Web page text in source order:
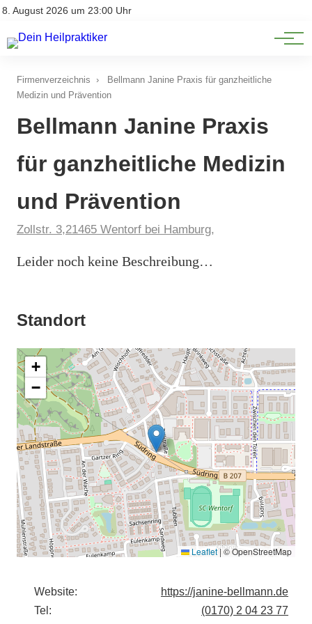
8. August 2026 um 23:00 Uhr
Impressum
Natürliche Medizin
Heilpflanzen & Kräuterkunde
Firmenverzeichnis ›
Bellmann Janine Praxis für ganzheitliche
Medizin und Prävention
Bellmann Janine Praxis
für ganzheitliche Medizin
und Prävention
Zollstr. 3,21465 Wentorf bei Hamburg,
Leider noch keine Beschreibung…
Standort
+
−
Leaflet |© OpenStreetMap
Website:
https://janine-bellmann.de
Tel:
(0170) 2 04 23 77